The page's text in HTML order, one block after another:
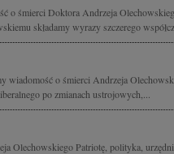
o śmierci Doktora Andrzeja
składamy wyrazy szczerego
wiadomość o śmierci Andrzeja
po zmianach ustrojowych,...
Olechowskiego Patriotę, polityka,